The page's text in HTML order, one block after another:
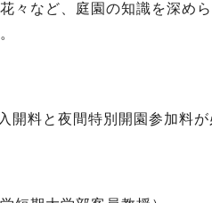
々など、庭園の知識を深め
料と夜間特別開園参加料が